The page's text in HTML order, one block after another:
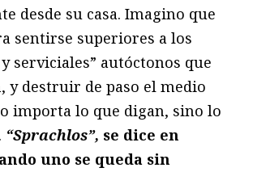
desde su casa. Imagino que
sentirse superiores a los
serviciales” autóctonos que
y destruir de paso el medio
importa lo que digan, sino lo
“Sprachlos”, se dice en
uno se queda sin